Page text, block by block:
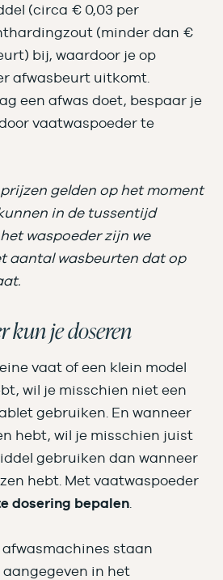
(circa € 0,03 per
(minder dan €
bij, waardoor je op
afwasbeurt uitkomt.
een afwas doet, bespaar je
vaatwaspoeder te
gelden op het moment
in de tussentijd
waspoeder zijn we
aantal wasbeurten dat op
kun je doseren
vaat of een klein model
wil je misschien niet een
gebruiken. En wanneer
hebt, wil je misschien juist
gebruiken dan wanneer
hebt. Met vaatwaspoeder
dosering bepalen.
afwasmachines staan
in het